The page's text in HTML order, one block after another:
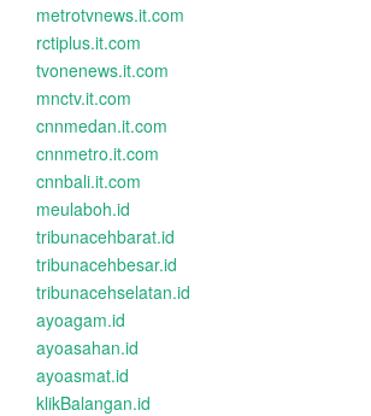
metrotvnews.it.com
rctiplus.it.com
tvonenews.it.com
mnctv.it.com
cnnmedan.it.com
cnnmetro.it.com
cnnbali.it.com
meulaboh.id
tribunacehbarat.id
tribunacehbesar.id
tribunacehselatan.id
ayoagam.id
ayoasahan.id
ayoasmat.id
klikBalangan.id